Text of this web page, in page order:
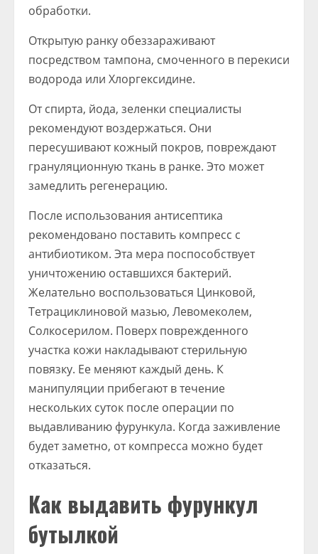
обработки.
Открытую ранку обеззараживают
посредством тампона, смоченного в перекиси
водорода или Хлоргексидине.
От спирта, йода, зеленки специалисты
рекомендуют воздержаться. Они
пересушивают кожный покров, повреждают
грануляционную ткань в ранке. Это может
замедлить регенерацию.
После использования антисептика
рекомендовано поставить компресс с
антибиотиком. Эта мера поспособствует
уничтожению оставшихся бактерий.
Желательно воспользоваться Цинковой,
Тетрациклиновой мазью, Левомеколем,
Солкосерилом. Поверх поврежденного
участка кожи накладывают стерильную
повязку. Ее меняют каждый день. К
манипуляции прибегают в течение
нескольких суток после операции по
выдавливанию фурункула. Когда заживление
будет заметно, от компресса можно будет
отказаться.
Как выдавить фурункул
бутылкой